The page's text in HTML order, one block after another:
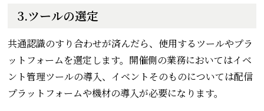
3.ツールの選定
共通認識のすり合わせが済んだら、使用するツールやプラ
ットフォームを選定します。開催側の業務においてはイベ
ント管理ツールの導入、イベントそのものについては配信
プラットフォームや機材の導入が必要になります。